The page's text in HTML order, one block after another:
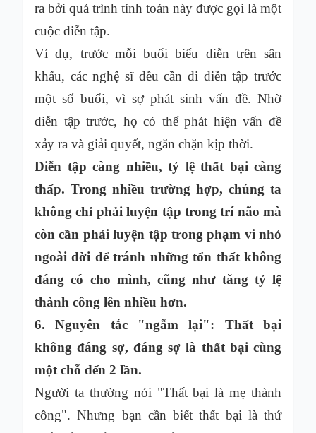
ra bởi quá trình tính toán này được gọi là một
cuộc diễn tập.
Ví dụ, trước mỗi buổi biểu diễn trên sân
khấu, các nghệ sĩ đều cần đi diễn tập trước
một số buổi, vì sợ phát sinh vấn đề. Nhờ
diễn tập trước, họ có thể phát hiện vấn đề
xảy ra và giải quyết, ngăn chặn kịp thời.
Diễn tập càng nhiều, tỷ lệ thất bại càng
thấp. Trong nhiều trường hợp, chúng ta
không chỉ phải luyện tập trong trí não mà
còn cần phải luyện tập trong phạm vi nhỏ
ngoài đời để tránh những tổn thất không
đáng có cho mình, cũng như tăng tỷ lệ
thành công lên nhiều hơn.
6. Nguyên tắc "ngẫm lại": Thất bại
không đáng sợ, đáng sợ là thất bại cùng
một chỗ đến 2 lần.
Người ta thường nói "Thất bại là mẹ thành
công". Nhưng bạn cần biết thất bại là thứ